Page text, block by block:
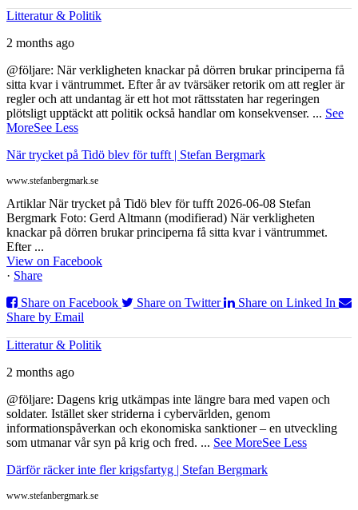
Litteratur & Politik
2 months ago
@följare: När verkligheten knackar på dörren brukar principerna få
sitta kvar i väntrummet. Efter år av tvärsäker retorik om att regler är
regler och att undantag är ett hot mot rättsstaten har regeringen
plötsligt upptäckt att politik också handlar om konsekvenser. ... See
MoreSee Less
När trycket på Tidö blev för tufft | Stefan Bergmark
www.stefanbergmark.se
Artiklar När trycket på Tidö blev för tufft 2026-06-08 Stefan
Bergmark Foto: Gerd Altmann (modifierad) När verkligheten
knackar på dörren brukar principerna få sitta kvar i väntrummet.
Efter ...
View on Facebook
· Share
Share on Facebook
Share on Twitter
Share on Linked In
Share by Email
Litteratur & Politik
2 months ago
@följare: Dagens krig utkämpas inte längre bara med vapen och
soldater. Istället sker striderna i cybervärlden, genom
informationspåverkan och ekonomiska sanktioner – en utveckling
som utmanar vår syn på krig och fred. ... See MoreSee Less
Därför räcker inte fler krigsfartyg | Stefan Bergmark
www.stefanbergmark.se